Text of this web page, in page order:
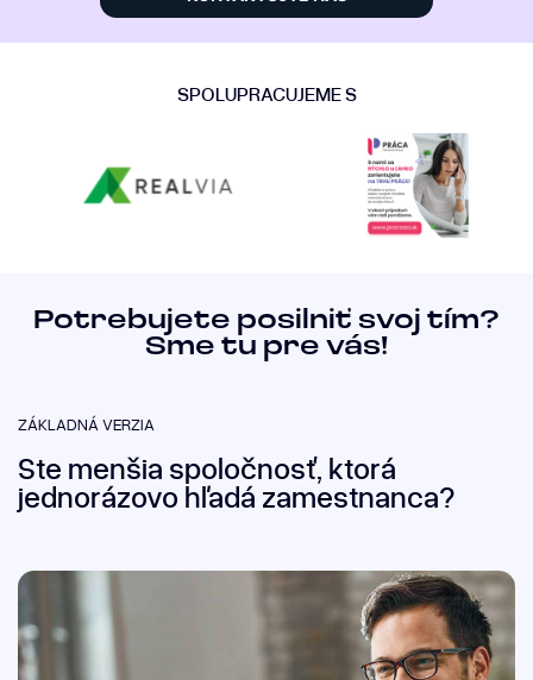
SPOLUPRACUJEME S
Potrebujete posilniť svoj tím?
Sme tu pre vás!
ZÁKLADNÁ VERZIA
Ste menšia spoločnosť, ktorá
jednorázovo hľadá zamestnanca?